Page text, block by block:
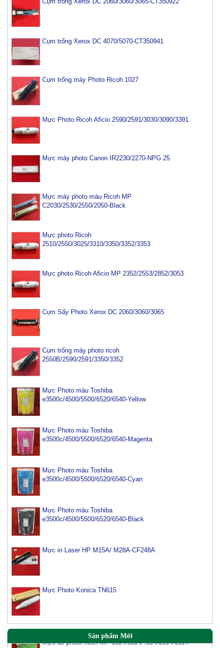
Cụm trống Xerox DC 4070/5070-CT350941
Cụm trống máy Photo Ricoh 1027
Mực Photo Ricoh Aficio 2590/2591/3030/3090/3391
Mực máy photo Canon IR2230/2270-NPG 25
Mực máy photo màu Ricoh MP
C2030/2530/2550/2050-Black
Mực photo Ricoh
2510/2550/3025/3310/3350/3352/3353
Mực photo Ricoh Aficio MP 2352/2553/2852/3053
Cụm Sấy Photo Xerox DC 2060/3060/3065
Cụm trống máy photo ricoh
2550B/2590/2591/3350/3352
Mực Photo màu Toshiba
e3500c/4500/5500/6520/6540-Yellow
Mực Photo màu Toshiba
e3500c/4500/5500/6520/6540-Magenta
Mực Photo màu Toshiba
e3500c/4500/5500/6520/6540-Cyan
Mực Photo màu Toshiba
e3500c/4500/5500/6520/6540-Black
Mực in Laser HP M15A/ M28A-CF248A
Mực Photo Konica TN615
Sản phẩm Mới
Mực máy photo ricoh MP 2554/ 3054/ 3554/ 3054SP/
Mực Photocopy Ricoh 6210D
Mực đổ photo ricoh MP 3054/3554/4054/5054/6054
Tham Khảo